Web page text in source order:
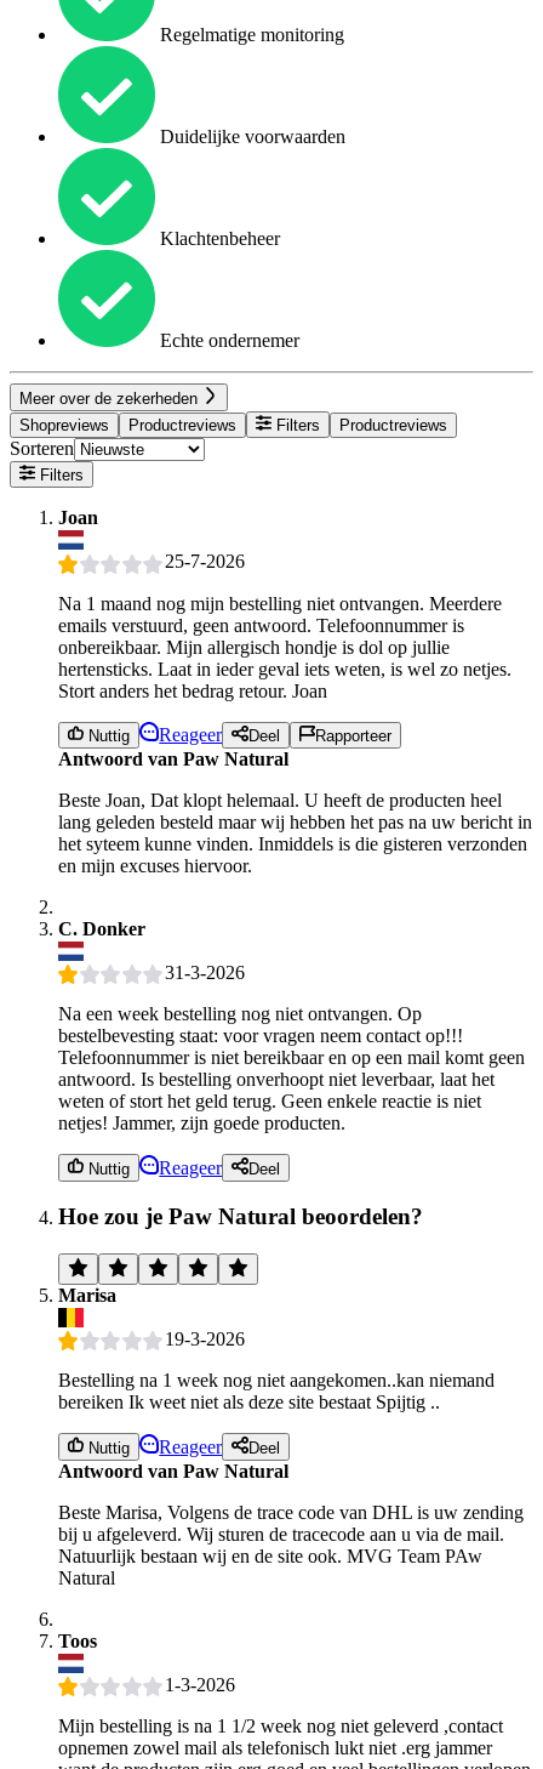
Regelmatige monitoring
Duidelijke voorwaarden
Klachtenbeheer
Echte ondernemer
Meer over de zekerheden
Shopreviews
Productreviews Filters Productreviews
Sorteren
Filters
Joan
25-7-2026
Na 1 maand nog mijn bestelling niet ontvangen. Meerdere
emails verstuurd, geen antwoord. Telefoonnummer is
onbereikbaar. Mijn allergisch hondje is dol op jullie
hertensticks. Laat in ieder geval iets weten, is wel zo netjes.
Stort anders het bedrag retour. Joan
Nuttig Reageer Deel Rapporteer
Antwoord van Paw Natural
Beste Joan, Dat klopt helemaal. U heeft de producten heel
lang geleden besteld maar wij hebben het pas na uw bericht in
het syteem kunne vinden. Inmiddels is die gisteren verzonden
en mijn excuses hiervoor.
C. Donker
31-3-2026
Na een week bestelling nog niet ontvangen. Op
bestelbevesting staat: voor vragen neem contact op!!!
Telefoonnummer is niet bereikbaar en op een mail komt geen
antwoord. Is bestelling onverhoopt niet leverbaar, laat het
weten of stort het geld terug. Geen enkele reactie is niet
netjes! Jammer, zijn goede producten.
Nuttig Reageer Deel
Hoe zou je Paw Natural beoordelen?
Marisa
19-3-2026
Bestelling na 1 week nog niet aangekomen..kan niemand
bereiken Ik weet niet als deze site bestaat Spijtig ..
Nuttig Reageer Deel
Antwoord van Paw Natural
Beste Marisa, Volgens de trace code van DHL is uw zending
bij u afgeleverd. Wij sturen de tracecode aan u via de mail.
Natuurlijk bestaan wij en de site ook. MVG Team PAw
Natural
Toos
1-3-2026
Mijn bestelling is na 1 1/2 week nog niet geleverd ,contact
opnemen zowel mail als telefonisch lukt niet .erg jammer